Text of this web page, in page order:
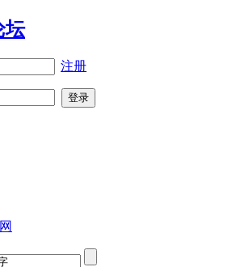
注册
登录